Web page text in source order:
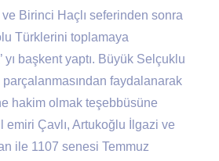
ve Birinci Haçlı seferinden sonra
Türklerini toplamaya
yı başkent yaptı. Büyük Selçuklu
parçalanmasından faydalanarak
hakim olmak teşebbüsüne
emiri Çavlı, Artukoğlu İlgazi ve
ile 1107 senesi Temmuz